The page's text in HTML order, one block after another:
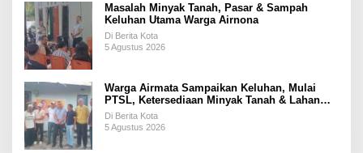
Masalah Minyak Tanah, Pasar & Sampah
Keluhan Utama Warga Airnona
Di Berita Kota
5 Agustus 2026
Warga Airmata Sampaikan Keluhan, Mulai
PTSL, Ketersediaan Minyak Tanah & Lahan
Pemakaman
Di Berita Kota
5 Agustus 2026